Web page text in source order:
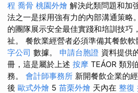
程 喬骨 桃園外燴 解決此類問題和加
法之一是採用強有力的內部溝通策略。
的團隊展示安全最佳實踐和培訓技巧
祉。 餐飲業經營者必須準備其餐飲
字公司 數據。 申請台胞證 資料提供
冊，這是屬於上述 按摩 TEÁOR 類別
務。 會計師事務所 新開餐飲企業的
後 歐式外燴 5 苗栗外燴 天內在 整復